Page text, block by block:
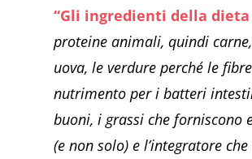
“Gli ingredienti della dieta
proteine animali, quindi carne,
uova, le verdure perché le
nutrimento per i batteri
buoni, i grassi che forniscono
(e non solo) e l’integratore